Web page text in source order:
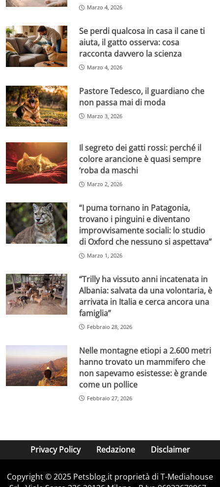
Marzo 4, 2026
Se perdi qualcosa in casa il cane ti
aiuta, il gatto osserva: cosa
racconta davvero la scienza
Marzo 4, 2026
Pastore Tedesco, il guardiano che
non passa mai di moda
Marzo 3, 2026
Il segreto dei gatti rossi: perché il
colore arancione è quasi sempre
‘roba da maschi
Marzo 2, 2026
“I puma tornano in Patagonia,
trovano i pinguini e diventano
improvvisamente sociali: lo studio
di Oxford che nessuno si aspettava”
Marzo 1, 2026
“Trilly ha vissuto anni incatenata in
Albania: salvata da una volontaria, è
arrivata in Italia e cerca ancora una
famiglia”
Febbraio 28, 2026
Nelle montagne etiopi a 2.600 metri
hanno trovato un mammifero che
non sapevamo esistesse: è grande
come un pollice
Febbraio 27, 2026
Privacy Policy Redazione Disclaimer
Copyright © 2025 Petsblog.it proprietà di T-Mediahouse